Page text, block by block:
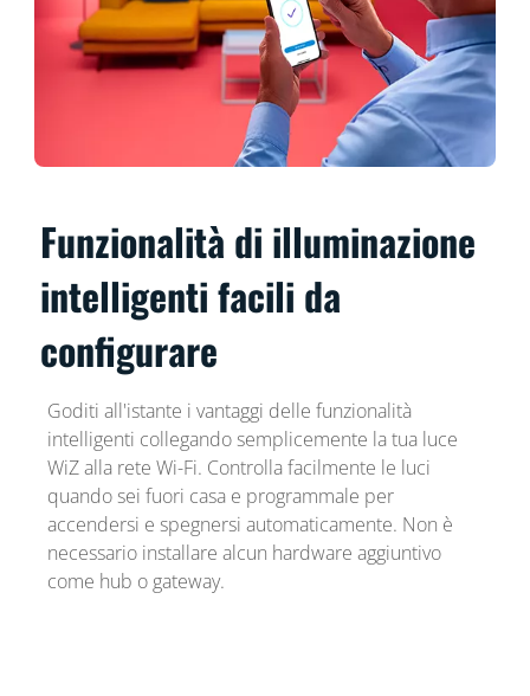
Funzionalità di illuminazione
intelligenti facili da
configurare
Goditi all'istante i vantaggi delle funzionalità
intelligenti collegando semplicemente la tua luce
WiZ alla rete Wi-Fi. Controlla facilmente le luci
quando sei fuori casa e programmale per
accendersi e spegnersi automaticamente. Non è
necessario installare alcun hardware aggiuntivo
come hub o gateway.